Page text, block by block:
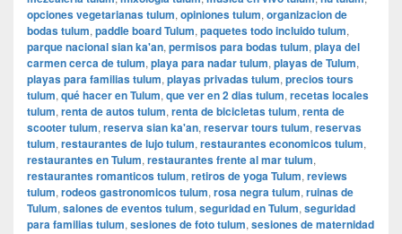
opciones vegetarianas tulum, opiniones tulum, organizacion de
bodas tulum, paddle board Tulum, paquetes todo incluido tulum,
parque nacional sian ka'an, permisos para bodas tulum, playa del
carmen cerca de tulum, playa para nadar tulum, playas de Tulum,
playas para familias tulum, playas privadas tulum, precios tours
tulum, qué hacer en Tulum, que ver en 2 dias tulum, recetas locales
tulum, renta de autos tulum, renta de bicicletas tulum, renta de
scooter tulum, reserva sian ka'an, reservar tours tulum, reservas
tulum, restaurantes de lujo tulum, restaurantes economicos tulum,
restaurantes en Tulum, restaurantes frente al mar tulum,
restaurantes romanticos tulum, retiros de yoga Tulum, reviews
tulum, rodeos gastronomicos tulum, rosa negra tulum, ruinas de
Tulum, salones de eventos tulum, seguridad en Tulum, seguridad
para familias tulum, sesiones de foto tulum, sesiones de maternidad